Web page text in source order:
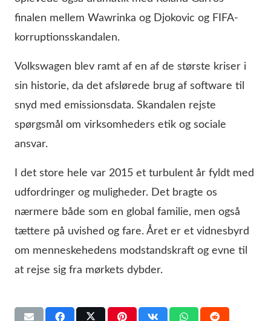
finalen mellem Wawrinka og Djokovic og FIFA-
korruptionsskandalen.
Volkswagen blev ramt af en af de største kriser i
sin historie, da det afslørede brug af software til
snyd med emissionsdata. Skandalen rejste
spørgsmål om virksomheders etik og sociale
ansvar.
I det store hele var 2015 et turbulent år fyldt med
udfordringer og muligheder. Det bragte os
nærmere både som en global familie, men også
tættere på uvished og fare. Året er et vidnesbyrd
om menneskehedens modstandskraft og evne til
at rejse sig fra mørkets dybder.